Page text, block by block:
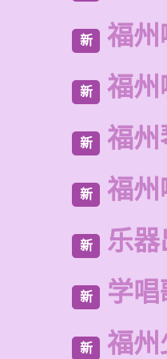
新 福州
新 福州
新 福州
新 福州
新 乐器
新 学
新 福州